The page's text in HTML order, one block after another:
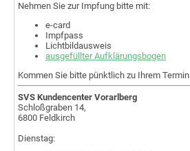
Nehmen Sie zur Impfung bitte mit:
e-card
Impfpass
Lichtbildausweis
ausgefüllter Aufklärungsbogen
Kommen Sie bitte pünktlich zu Ihrem
SVS Kundencenter Vorarlberg
Schloßgraben 14,
6800 Feldkirch
Dienstag: